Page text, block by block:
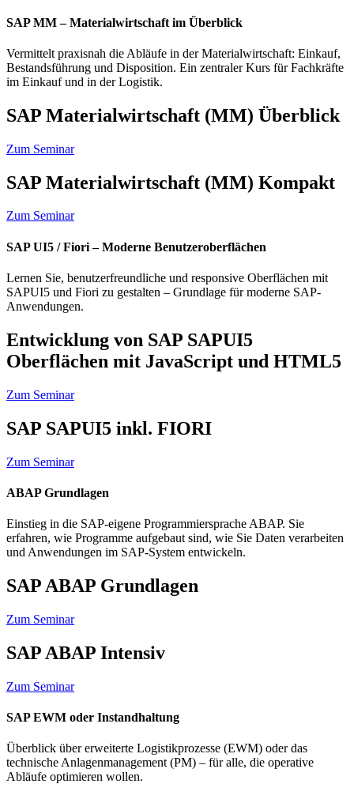
SAP MM – Materialwirtschaft im Überblick
Vermittelt praxisnah die Abläufe in der Materialwirtschaft: Einkauf,
Bestandsführung und Disposition. Ein zentraler Kurs für Fachkräfte
im Einkauf und in der Logistik.
SAP Materialwirtschaft (MM) Überblick
Zum Seminar
SAP Materialwirtschaft (MM) Kompakt
Zum Seminar
SAP UI5 / Fiori – Moderne Benutzeroberflächen
Lernen Sie, benutzerfreundliche und responsive Oberflächen mit
SAPUI5 und Fiori zu gestalten – Grundlage für moderne SAP-
Anwendungen.
Entwicklung von SAP SAPUI5
Oberflächen mit JavaScript und HTML5
Zum Seminar
SAP SAPUI5 inkl. FIORI
Zum Seminar
ABAP Grundlagen
Einstieg in die SAP-eigene Programmiersprache ABAP. Sie
erfahren, wie Programme aufgebaut sind, wie Sie Daten verarbeiten
und Anwendungen im SAP-System entwickeln.
SAP ABAP Grundlagen
Zum Seminar
SAP ABAP Intensiv
Zum Seminar
SAP EWM oder Instandhaltung
Überblick über erweiterte Logistikprozesse (EWM) oder das
technische Anlagenmanagement (PM) – für alle, die operative
Abläufe optimieren wollen.